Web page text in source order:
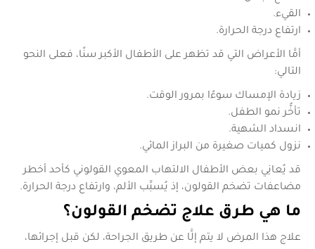
القيء.
ارتفاع درجة الحرارة.
أمَّا الأعراض التي قد تظهر على الأطفال الأكبر سنًا، فعلى النحو
التالي:
زيادة الإمساك سوءًا بمرور الوقت.
تأخُّر نمو الطفل.
انسداد الشهية.
نزول كميات صغيرة من البراز المائي.
قد يُعانِي بعض الأطفال الالتهاب المعوي القولوني كأحد أخطر
مضاعفات تضخم القولون، إذ يُسبِّب الألم، وارتفاع درجة الحرارة.
ما هي طرق علاج تضخم القولون؟
علاج هذا المرض لا يتم إلَّا عن طريق الجراحة، لكن قبل إجرائها،